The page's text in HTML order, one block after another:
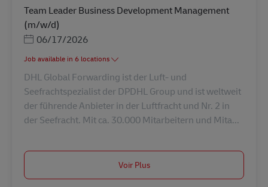
Team Leader Business Development Management
(m/w/d)
Posted Date
06/17/2026
Job available in 6 locations
DHL Global Forwarding ist der Luft- und
Seefrachtspezialist der DPDHL Group und ist weltweit
der führende Anbieter in der Luftfracht und Nr. 2 in
der Seefracht. Mit ca. 30.000 Mitarbeitern und Mita...
Voir Plus